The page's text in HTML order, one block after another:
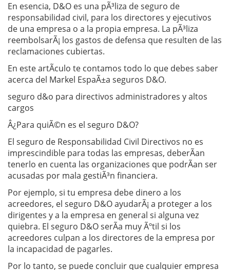
En esencia, D&O es una pÃ³liza de seguro de
responsabilidad civil, para los directores y ejecutivos
de una empresa o a la propia empresa. La pÃ³liza
reembolsarÃ¡ los gastos de defensa que resulten de las
reclamaciones cubiertas.
En este artÃ­culo te contamos todo lo que debes saber
acerca del Markel EspaÃ±a seguros D&O.
seguro d&o para directivos administradores y altos
cargos
Â¿Para quiÃ©n es el seguro D&O?
El seguro de Responsabilidad Civil Directivos no es
imprescindible para todas las empresas, deberÃ­an
tenerlo en cuenta las organizaciones que podrÃ­an ser
acusadas por mala gestiÃ³n financiera.
Por ejemplo, si tu empresa debe dinero a los
acreedores, el seguro D&O ayudarÃ¡ a proteger a los
dirigentes y a la empresa en general si alguna vez
quiebra. El seguro D&O serÃ­a muy Ãºtil si los
acreedores culpan a los directores de la empresa por
la incapacidad de pagarles.
Por lo tanto, se puede concluir que cualquier empresa